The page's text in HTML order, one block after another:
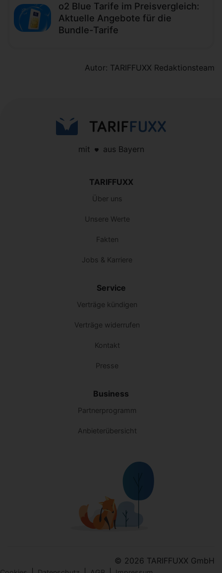
o2 Blue Tarife im Preisvergleich:
Aktuelle Angebote für die
Bundle-Tarife
Autor: TARIFFUXX Redaktionsteam
mit aus Bayern
TARIFFUXX
Über uns
Unsere Werte
Fakten
Jobs & Karriere
Service
Verträge kündigen
Verträge widerrufen
Kontakt
Presse
Business
Partnerprogramm
Anbieterübersicht
© 2026 TARIFFUXX GmbH